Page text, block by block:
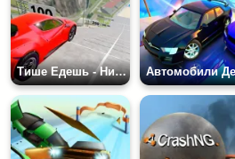
Тише Едешь - Никуда Не Доедешь!